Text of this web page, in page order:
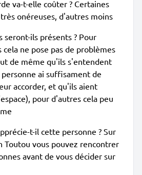
va-t-elle coûter ? Certaines
onéreuses, d'autres moins
seront-ils présents ? Pour
cela ne pose pas de problèmes
de même qu'ils s'entendent
ai suffisament de
accorder, et qu'ils aient
pour d'autres cela peu
t-il cette personne ? Sur
Toutou vous pouvez rencontrer
avant de vous décider sur